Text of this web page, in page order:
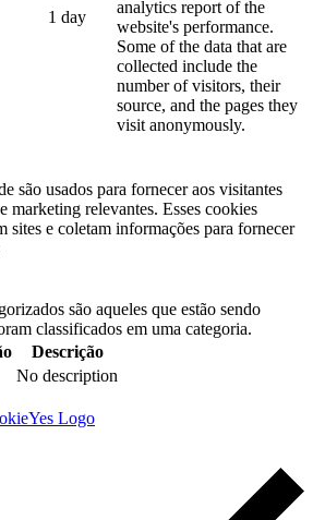
1 day
analytics report of the
website's performance.
Some of the data that are
collected include the
number of visitors, their
source, and the pages they
visit anonymously.
são usados para fornecer aos visitantes
marketing relevantes. Esses cookies
sites e coletam informações para fornecer
são aqueles que estão sendo
classificados em uma categoria.
Descrição
No description